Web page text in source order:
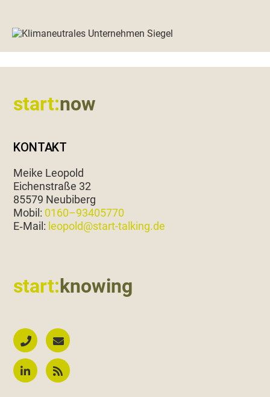
start:now
KONTAKT
Meike Leopold
Eichen­straße 32
85579 Neubiberg
Mobil: 0160–93405770
E‑Mail: leopold@start-talking.de
start:knowing